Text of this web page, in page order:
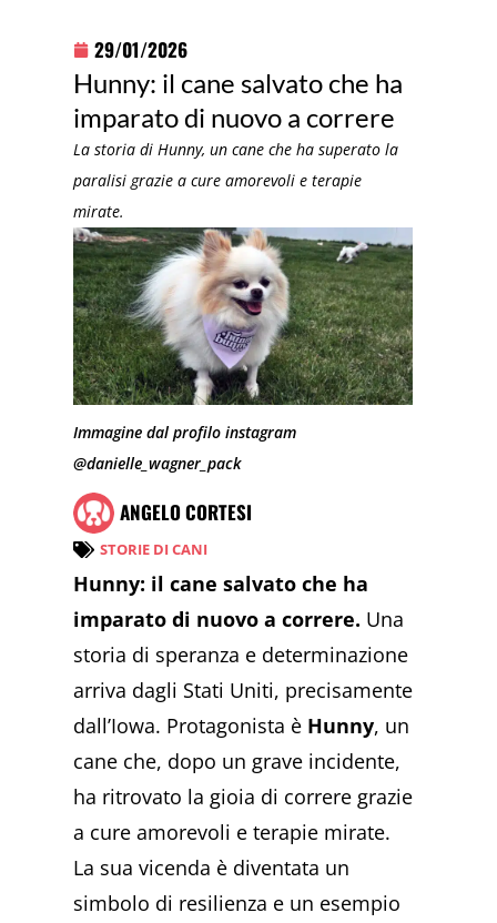
29/01/2026
Hunny: il cane salvato che ha
imparato di nuovo a correre
La storia di Hunny, un cane che ha superato la
paralisi grazie a cure amorevoli e terapie
mirate.
Immagine dal profilo instagram
@danielle_wagner_pack
ANGELO CORTESI
STORIE DI CANI
Hunny: il cane salvato che ha
imparato di nuovo a correre. Una
storia di speranza e determinazione
arriva dagli Stati Uniti, precisamente
dall’Iowa. Protagonista è Hunny, un
cane che, dopo un grave incidente,
ha ritrovato la gioia di correre grazie
a cure amorevoli e terapie mirate.
La sua vicenda è diventata un
simbolo di resilienza e un esempio